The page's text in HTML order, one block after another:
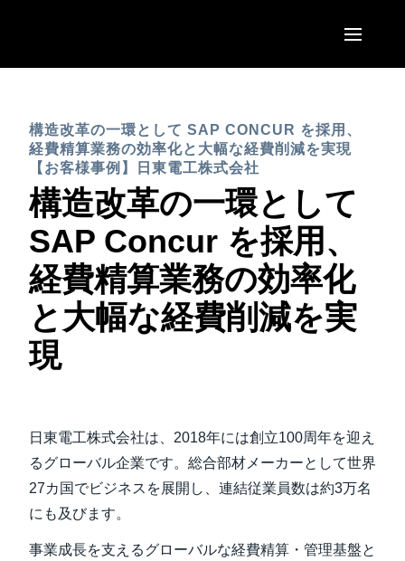
United States (English)
Canada (English)
Canada (Français)
México (Español)
Brasil (Português)
EUROPE
France (Français)
Deutschland (Deutsch)
Italia (Italiano)
Nederlands (English)
Finland (English)
Belgium (English)
Norway (English)
ASIA PACIFIC
Australia (English)
India (English)
日本（日本語)
構造改革の一環として SAP CONCUR を採用、
経費精算業務の効率化と大幅な経費削減を実現
【お客様事例】日東電工株式会社
構造改革の一環として
SAP Concur を採用、
経費精算業務の効率化
と大幅な経費削減を実
現
日東電工株式会社は、2018年には創立100周年を迎え
るグローバル企業です。総合部材メーカーとして世界
27カ国でビジネスを展開し、連結従業員数は約3万名
にも及びます。
事業成長を支えるグローバルな経費精算・管理基盤と